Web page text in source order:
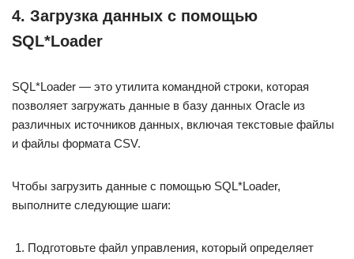
4. Загрузка данных с помощью
SQL*Loader
SQL*Loader — это утилита командной строки, которая
позволяет загружать данные в базу данных Oracle из
различных источников данных, включая текстовые файлы
и файлы формата CSV.
Чтобы загрузить данные с помощью SQL*Loader,
выполните следующие шаги:
Подготовьте файл управления, который определяет